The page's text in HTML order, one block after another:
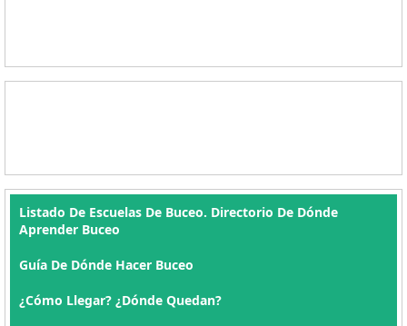
Listado De Escuelas De Buceo. Directorio De Dónde
Aprender Buceo
Guía De Dónde Hacer Buceo
¿Cómo Llegar? ¿Dónde Quedan?